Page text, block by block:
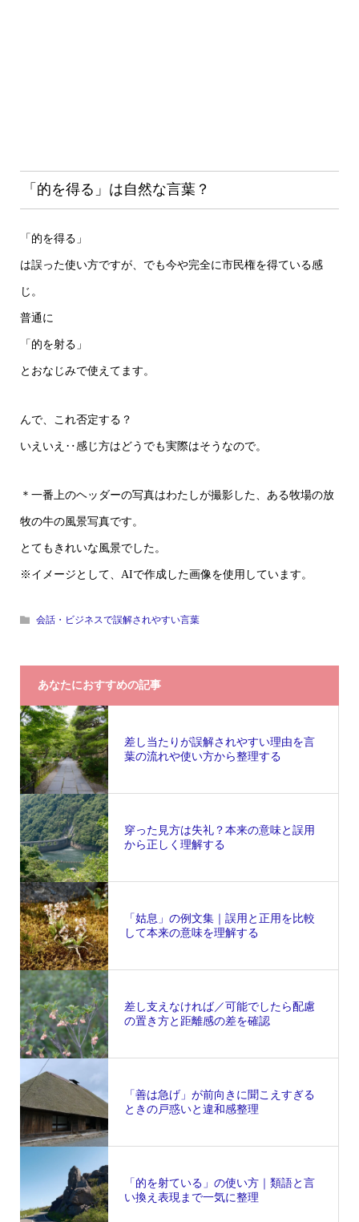
「的を得る」は自然な言葉？
「的を得る」
は誤った使い方ですが、でも今や完全に市民権を得ている感
じ。
普通に
「的を射る」
とおなじみで使えてます。
んで、これ否定する？
いえいえ‥感じ方はどうでも実際はそうなので。
＊一番上のヘッダーの写真はわたしが撮影した、ある牧場の放
牧の牛の風景写真です。
とてもきれいな風景でした。
※イメージとして、AIで作成した画像を使用しています。
会話・ビジネスで誤解されやすい言葉
あなたにおすすめの記事
差し当たりが誤解されやすい理由を言
葉の流れや使い方から整理する
穿った見方は失礼？本来の意味と誤用
から正しく理解する
「姑息」の例文集｜誤用と正用を比較
して本来の意味を理解する
差し支えなければ／可能でしたら配慮
の置き方と距離感の差を確認
「善は急げ」が前向きに聞こえすぎる
ときの戸惑いと違和感整理
「的を射ている」の使い方｜類語と言
い換え表現まで一気に整理